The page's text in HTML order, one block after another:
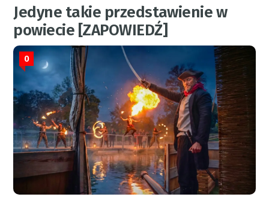
Jedyne takie przedstawienie w
powiecie [ZAPOWIEDŹ]
0